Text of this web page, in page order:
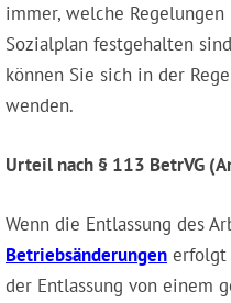
immer, welche
Sozialplan festgehalten
können Sie sich in der
wenden.
Urteil nach § 113 BetrVG
Wenn die Entlassung des
Betriebsänderungen erfolgt
der Entlassung von einem